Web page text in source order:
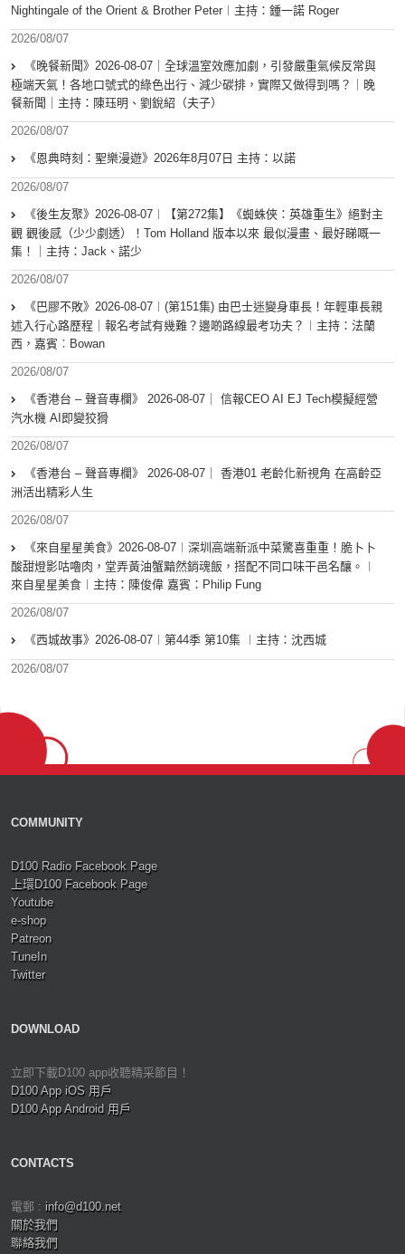
Nightingale of the Orient & Brother Peter︱主持：鍾一諾 Roger
2026/08/07
《晚餐新聞》2026-08-07｜全球溫室效應加劇，引發嚴重氣候反常與
極端天氣！各地口號式的綠色出行、減少碳排，實際又做得到嗎？｜晚
餐新聞｜主持：陳珏明、劉銳紹（夫子）
2026/08/07
《恩典時刻：聖樂漫遊》2026年8月07日 主持：以諾
2026/08/07
《後生友聚》2026-08-07︱【第272集】《蜘蛛俠：英雄重生》絕對主
觀 觀後感（少少劇透）！Tom Holland 版本以來 最似漫畫、最好睇嘅一
集！｜主持：Jack、諾少
2026/08/07
《巴膠不敗》2026-08-07︱(第151集) 由巴士迷變身車長！年輕車長親
述入行心路歷程｜報名考試有幾難？邊啲路線最考功夫？︱主持：法蘭
西，嘉賓︰Bowan
2026/08/07
《香港台 – 聲音專欄》 2026-08-07｜ 信報CEO AI EJ Tech模擬經營
汽水機 AI即變狡猾
2026/08/07
《香港台 – 聲音專欄》 2026-08-07｜ 香港01 老齡化新視角 在高齡亞
洲活出精彩人生
2026/08/07
《來自星星美食》2026-08-07︱深圳高端新派中菜驚喜重重！脆卜卜
酸甜燈影咕嚕肉，堂弄黃油蟹黯然銷魂飯，搭配不同口味干邑名釀。︱
來自星星美食︱主持：陳俊偉 嘉賓：Philip Fung
2026/08/07
《西城故事》2026-08-07︱第44季 第10集 ︱主持：沈西城
2026/08/07
COMMUNITY
D100 Radio Facebook Page
上環D100 Facebook Page
Youtube
e-shop
Patreon
TuneIn
Twitter
DOWNLOAD
立即下載D100 app收聽精采節目！
D100 App iOS 用戶
D100 App Android 用戶
CONTACTS
電郵 : info@d100.net
關於我們
聯絡我們